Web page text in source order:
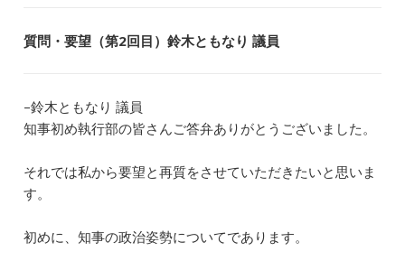
質問・要望（第2回目）鈴木ともなり 議員
–鈴木ともなり 議員
知事初め執行部の皆さんご答弁ありがとうございました。
それでは私から要望と再質をさせていただきたいと思いま
す。
初めに、知事の政治姿勢についてであります。